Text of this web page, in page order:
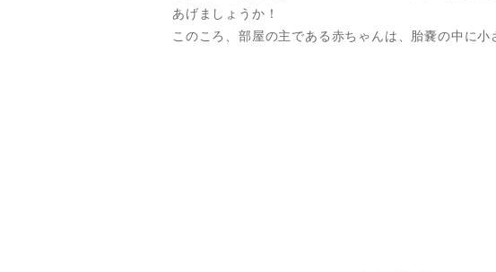
あげましょうか！
このころ、部屋の主である赤ちゃんは、胎嚢の中に